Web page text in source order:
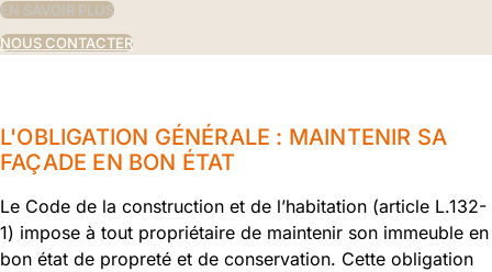
EN SAVOIR PLUS
NOUS CONTACTER
L'OBLIGATION GÉNÉRALE : MAINTENIR SA
FAÇADE EN BON ÉTAT
Le Code de la construction et de l’habitation (article L.132-
1) impose à tout propriétaire de maintenir son immeuble en
bon état de propreté et de conservation. Cette obligation